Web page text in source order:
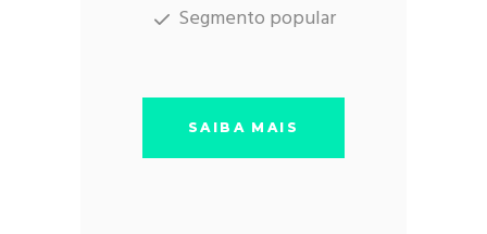
Segmento popular
SAIBA MAIS